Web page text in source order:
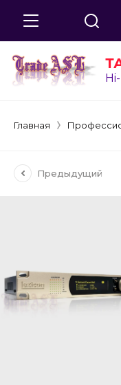
Главная
Предыдущий